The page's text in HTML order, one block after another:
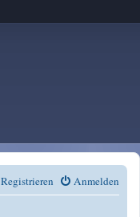
Anmelden
Registrieren